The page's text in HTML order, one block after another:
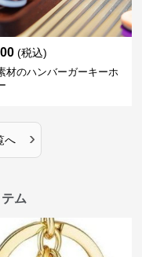
(税込)
材のハンバーガーキーホ
へ ›
ム